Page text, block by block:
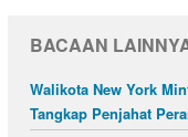
BACAAN
Walikota New York
Tangkap Penjahat